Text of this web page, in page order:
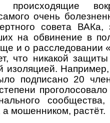
происходящие
очень
совета ВАКа,
на обвинение в
и о расследовании
что никакой
изоляцией.
подписано 20
сообщества,
мошенником, растёт.